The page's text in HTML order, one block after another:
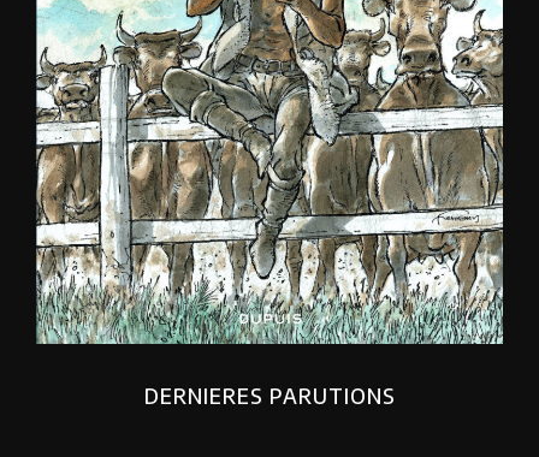
DERNIERES PARUTIONS